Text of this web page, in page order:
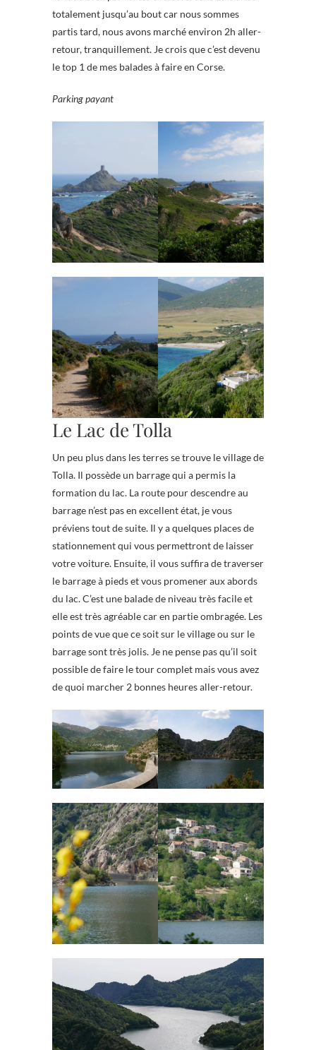
totalement jusqu’au bout car nous sommes
partis tard, nous avons marché environ 2h aller-
retour, tranquillement. Je crois que c’est devenu
le top 1 de mes balades à faire en Corse.
Parking payant
Le Lac de Tolla
Un peu plus dans les terres se trouve le village de
Tolla. Il possède un barrage qui a permis la
formation du lac. La route pour descendre au
barrage n’est pas en excellent état, je vous
préviens tout de suite. Il y a quelques places de
stationnement qui vous permettront de laisser
votre voiture. Ensuite, il vous suffira de traverser
le barrage à pieds et vous promener aux abords
du lac. C’est une balade de niveau très facile et
elle est très agréable car en partie ombragée. Les
points de vue que ce soit sur le village ou sur le
barrage sont très jolis. Je ne pense pas qu’il soit
possible de faire le tour complet mais vous avez
de quoi marcher 2 bonnes heures aller-retour.